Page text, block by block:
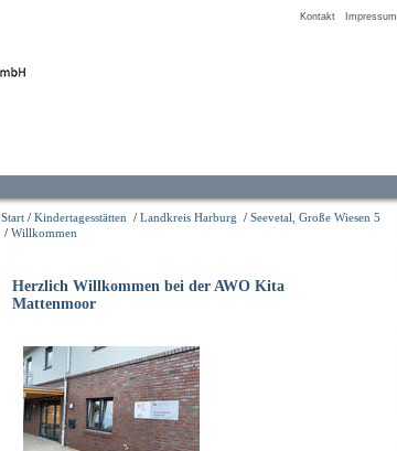
Kontakt Impressum
Start / Kindertagesstätten / Landkreis Harburg / Seevetal, Große Wiesen 5
/ Willkommen
Herzlich Willkommen bei der AWO Kita
Mattenmoor